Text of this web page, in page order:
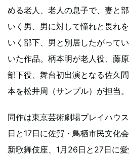
める老人、老人の息子で、妻と
いく男、男に対して憧れと畏れ
いく部下、男と別居したがって
いた作品。柄本明が老人役、藤
部下役、舞台初出演となる佐久
本を松井周（サンプル）が担当。
同作は東京芸術劇場プレイハウ
日と17日に佐賀・鳥栖市民文化
新歌舞伎座、1月26日と27日に